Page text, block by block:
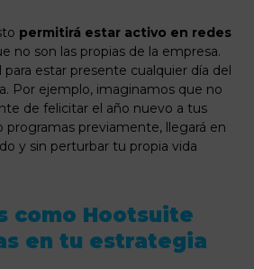
permitirá estar activo en redes
no son las propias de la empresa.
estar presente cualquier día del
Por ejemplo, imaginamos que no
de felicitar el año nuevo a tus
programas previamente, llegará en
y sin perturbar tu propia vida
como Hootsuite
en tu estrategia